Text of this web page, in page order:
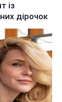
із
дірочок